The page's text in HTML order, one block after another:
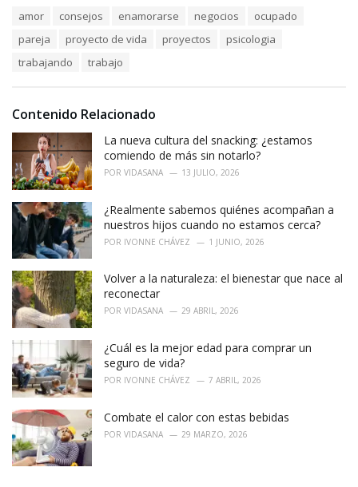
s
:
amor consejos enamorarse negocios
ocupado
pareja
proyecto de vida proyectos
psicologia
trabajando
trabajo
Contenido Relacionado
La nueva cultura del snacking: ¿estamos
comiendo de más sin notarlo?
POR VIDASANA 13 JULIO, 2026
¿Realmente sabemos quiénes acompañan a
nuestros hijos cuando no estamos cerca?
POR IVONNE CHÁVEZ 1 JUNIO, 2026
Volver a la naturaleza: el bienestar que nace al
reconectar
POR VIDASANA 29 ABRIL, 2026
¿Cuál es la mejor edad para comprar un
seguro de vida?
POR IVONNE CHÁVEZ 7 ABRIL, 2026
Combate el calor con estas bebidas
POR VIDASANA 29 MARZO, 2026